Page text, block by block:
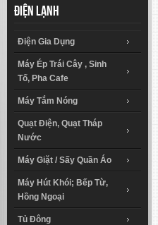
Điện lạnh
Điện Gia Dụng
Máy Ép Trái Cây , Sinh
Tố, Pha Cafe
Máy Tắm Nóng
Quạt Điện, Quạt Tháp
Nước
Máy Giặt / Sấy Quần Áo
Máy Hút Khói; Bếp Từ,
Hồng Ngoại
Tủ Đông